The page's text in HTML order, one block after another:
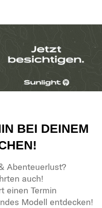
BEI DEINEM
Abenteuerlust?
auch!
einen Termin
Modell entdecken!